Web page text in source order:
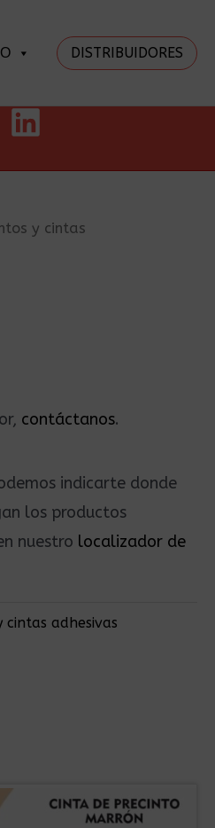
DISTRIBUIDORES
y cintas
contáctanos.
indicarte donde
los productos
nuestro localizador de
cintas adhesivas